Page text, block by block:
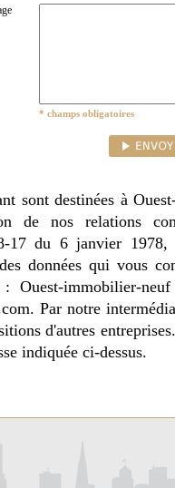
* champs obligatoires
sont destinées à
de nos relations
17 du 6 janvier 1978,
données qui vous
: Ouest-immobilier-
Par notre
d'autres
indiquée ci-dessus.